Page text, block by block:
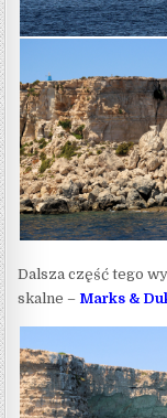
Dalsza część tego
skalne – Marks &